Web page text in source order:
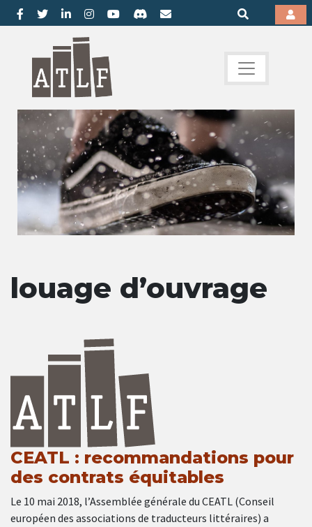
louage d’ouvrage
CEATL : recommandations pour
des contrats équitables
Le 10 mai 2018, l’Assemblée générale du CEATL (Conseil
européen des associations de traducteurs littéraires) a